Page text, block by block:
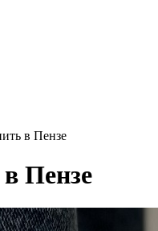
в Пензе
Пензе